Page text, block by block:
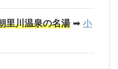
里川温泉の名湯➡ 小